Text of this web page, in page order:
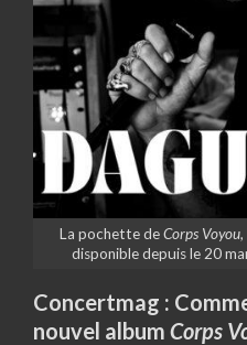
La pochette deCorps Voyou,
disponible depuis le 20
Concertmag :
nouvel album Corps